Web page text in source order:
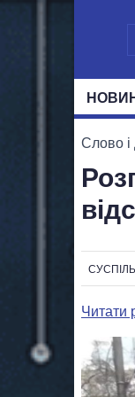
Слово і
Читати